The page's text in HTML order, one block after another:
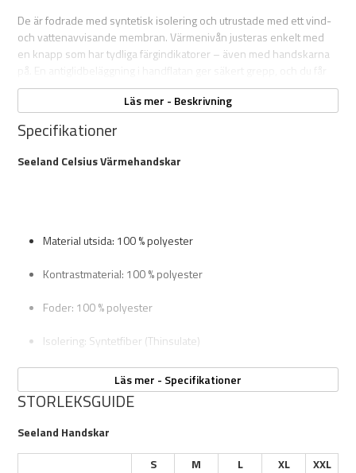
De är fodrade med syntetisk isolering och utrustade med ett vind-
och vattenavvisande membran. Värmenivån justeras enkelt med
en knapp som har tydliga färgindikatorer – även med handskarna
full kontroll över temperatur och passform även med kalla händer.
Två kraftfulla powerbanks (5 000 mAh) medföljer och ger upp till
fem timmars kontinuerlig värme. Med dessa handskar håller du
Två powerbanks (5 000 mAh) medföljer
Justerbar passform vid handled och öppning
Fickor med dragkedja för batterier
Läs mer - Beskrivning
Specifikationer
Seeland Celsius Värmehandskar
Material utsida: 100 % polyester
Kontrastmaterial: 100 % polyester
Foder: 100 % polyester
Isolering: Syntetfiber (Thinsulate)
Färg: Pine GreenLäs mer - Specifikationer
STORLEKSGUIDE
Seeland Handskar
S
M L XL
XXL